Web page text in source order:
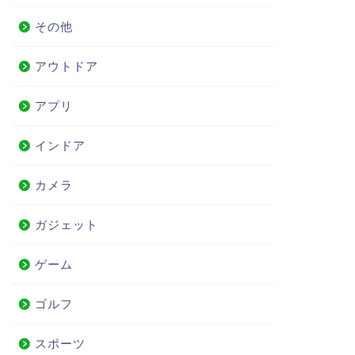
その他
アウトドア
アプリ
インドア
カメラ
ガジェット
ゲーム
ゴルフ
スポーツ